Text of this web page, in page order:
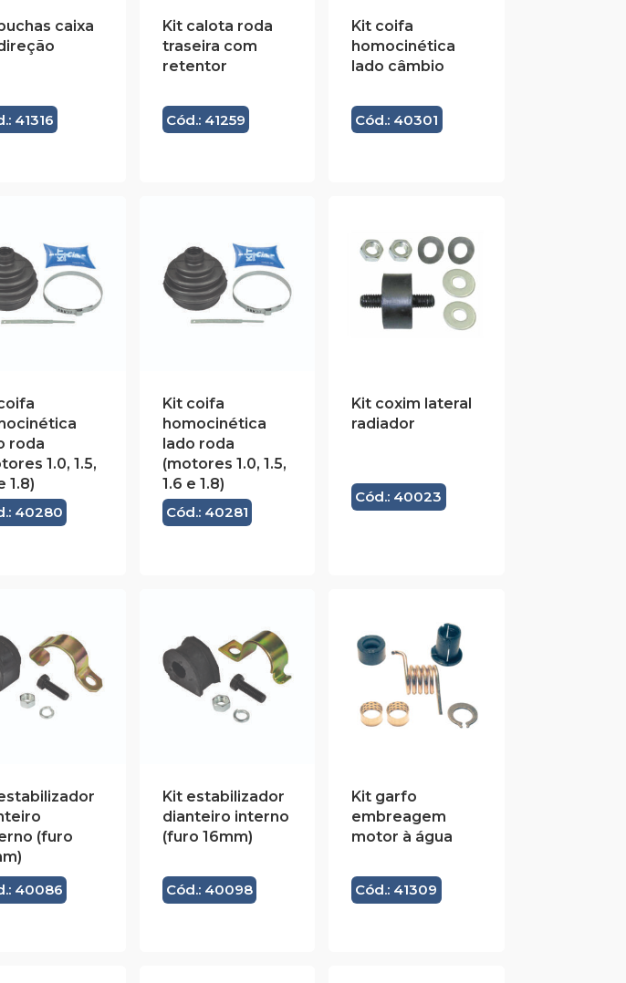
caixa
41316
Kit calota roda
traseira com
retentor
Cód.: 41259
Kit coifa
homocinética
lado câmbio
Cód.: 40301
roda
1.0, 1.5,
1.8)
40280
Kit coifa
homocinética
lado roda
(motores 1.0, 1.5,
1.6 e 1.8)
Cód.: 40281
Kit coxim lateral
radiador
Cód.: 40023
(furo
40086
Kit estabilizador
dianteiro interno
(furo 16mm)
Cód.: 40098
Kit garfo
embreagem
motor à água
Cód.: 41309